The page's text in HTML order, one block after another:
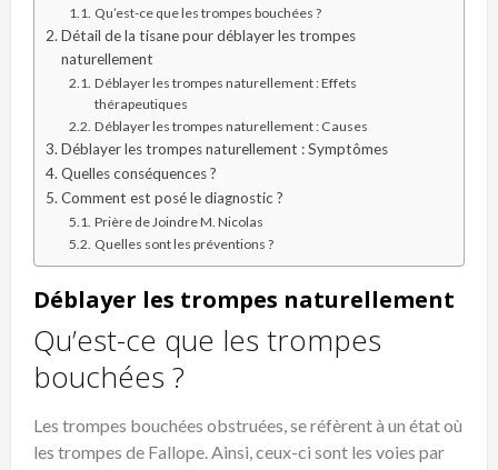
Qu’est-ce que les trompes bouchées ?
Détail de la tisane pour déblayer les trompes
naturellement
Déblayer les trompes naturellement : Effets
thérapeutiques
Déblayer les trompes naturellement : Causes
Déblayer les trompes naturellement : Symptômes
Quelles conséquences ?
Comment est posé le diagnostic ?
Prière de Joindre M. Nicolas
Quelles sont les préventions ?
Déblayer les trompes naturellement
Qu’est-ce que les trompes
bouchées ?
Les trompes bouchées obstruées, se réfèrent à un état où
les trompes de Fallope. Ainsi, ceux-ci sont les voies par